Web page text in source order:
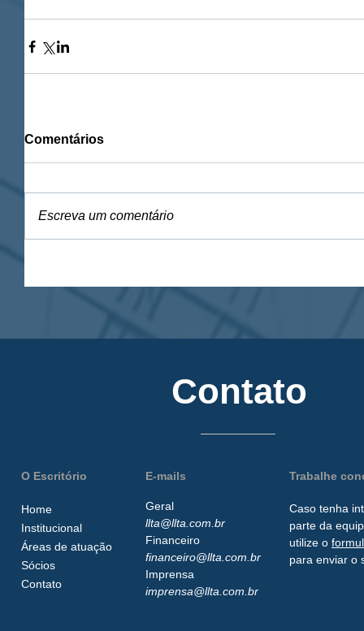
Comentários
Escreva um comentário
Contato
O Escritório
Home
Institucional
Áreas de atuação
Sócios
Contato
E-mails
Geral
llta@llta.com.br
Financeiro
financeiro@llta.com.br
Imprensa
imprensa@llta.com.br
Trabalhe
Caso tenha
parte da
utilize o
para enviar o